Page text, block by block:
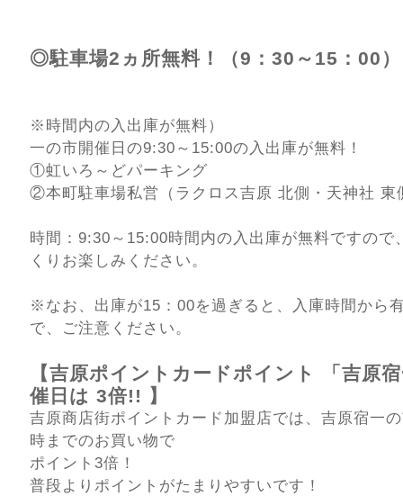
◎駐車場2ヵ所無料！（9：30～15：00
※時間内の入出庫が無料）
一の市開催日の9:30～15:00の入出庫が無料！
①虹いろ～どパーキング
②本町駐車場私営（ラクロス吉原 北側・天神社 東
時間：9:30～15:00時間内の入出庫が無料ですので
くりお楽しみください。
※なお、出庫が15：00を過ぎると、入庫時間から
で、ご注意ください。
【吉原ポイントカードポイント 「吉原
催日は 3倍!! 】
吉原商店街ポイントカード加盟店では、吉原宿一
時までのお買い物で
ポイント3倍！
普段よりポイントがたまりやすいです！